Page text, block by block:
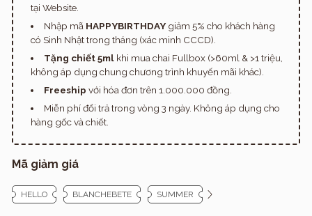
tại Website.
Nhập mã HAPPYBIRTHDAYgiảm 5% cho khách hàng
có Sinh Nhật trong tháng (xác minh CCCD).
Tặng chiết 5mlkhi mua chai Fullbox (>60ml & >1 triệu,
không áp dụng chung chương trình khuyến mãi khác).
Freeship với hóa đơn trên 1.000.000 đồng.
Miễn phí đổi trả trong vòng 3 ngày. Không áp dụng cho
hàng gốc và chiết.
Mã giảm giá
HELLO BLANCHEBETE SUMMER